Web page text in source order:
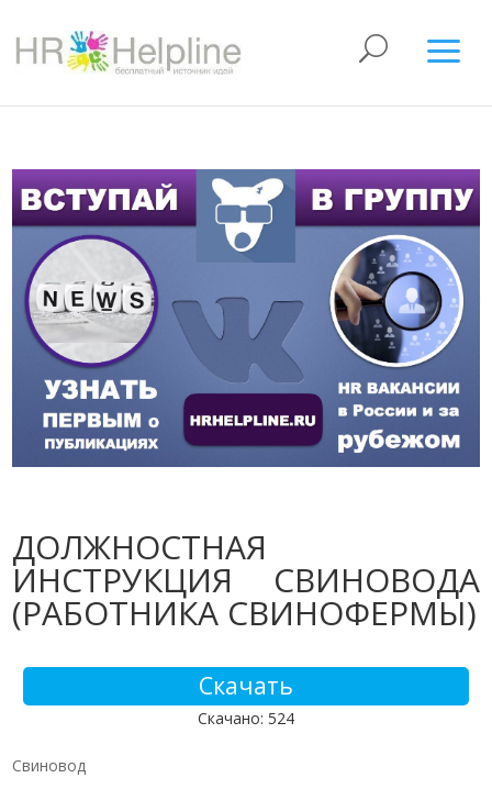
ДОЛЖНОСТНАЯ
ИНСТРУКЦИЯ СВИНОВОДА
(РАБОТНИКА СВИНОФЕРМЫ)
Скачать
Скачано: 524
Свиновод